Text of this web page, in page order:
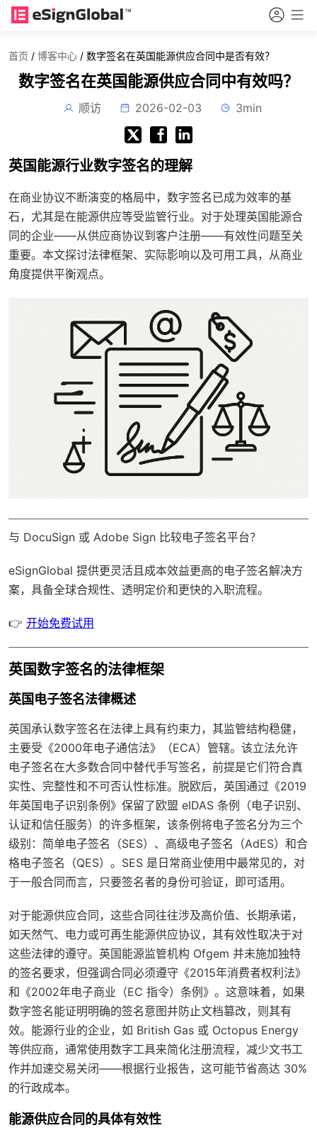
首页 / 博客中心 / 数字签名在英国能源供应合同中是否有效？
数字签名在英国能源供应合同中有效吗？
顺访 2026-02-03 3min
英国能源行业数字签名的理解
在商业协议不断演变的格局中，数字签名已成为效率的基
石，尤其是在能源供应等受监管行业。对于处理英国能源合
同的企业——从供应商协议到客户注册——有效性问题至关
重要。本文探讨法律框架、实际影响以及可用工具，从商业
角度提供平衡观点。
与 DocuSign 或 Adobe Sign 比较电子签名平台？
eSignGlobal 提供更灵活且成本效益更高的电子签名解决方
案，具备全球合规性、透明定价和更快的入职流程。
👉 开始免费试用
英国数字签名的法律框架
英国电子签名法律概述
英国承认数字签名在法律上具有约束力，其监管结构稳健，
主要受《2000年电子通信法》（ECA）管辖。该立法允许
电子签名在大多数合同中替代手写签名，前提是它们符合真
实性、完整性和不可否认性标准。脱欧后，英国通过《2019
年英国电子识别条例》保留了欧盟 eIDAS 条例（电子识别、
认证和信任服务）的许多框架，该条例将电子签名分为三个
级别：简单电子签名（SES）、高级电子签名（AdES）和合
格电子签名（QES）。SES 是日常商业使用中最常见的，对
于一般合同而言，只要签名者的身份可验证，即可适用。
对于能源供应合同，这些合同往往涉及高价值、长期承诺，
如天然气、电力或可再生能源供应协议，其有效性取决于对
这些法律的遵守。英国能源监管机构 Ofgem 并未施加独特
的签名要求，但强调合同必须遵守《2015年消费者权利法》
和《2002年电子商业（EC 指令）条例》。这意味着，如果
数字签名能证明明确的签名意图并防止文档篡改，则其有
效。能源行业的企业，如 British Gas 或 Octopus Energy
等供应商，通常使用数字工具来简化注册流程，减少文书工
作并加速交易关闭——根据行业报告，这可能节省高达 30%
的行政成本。
能源供应合同的具体有效性